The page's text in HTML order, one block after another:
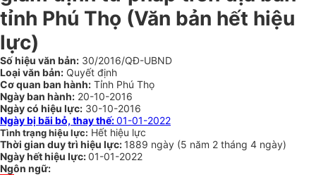
tỉnh Phú Thọ (Văn bản hết hiệu
lực)
Số hiệu văn bản: 30/2016/QĐ-UBND
Loại văn bản: Quyết định
Cơ quan ban hành: Tỉnh Phú Thọ
Ngày ban hành: 20-10-2016
Ngày có hiệu lực: 30-10-2016
Ngày bị bãi bỏ, thay thế:01-01-2022
Tình trạng hiệu lực: Hết hiệu lực
Thời gian duy trì hiệu lực: 1889 ngày (5 năm 2 tháng 4 ngày)
Ngày hết hiệu lực:01-01-2022
Ngôn ngữ: